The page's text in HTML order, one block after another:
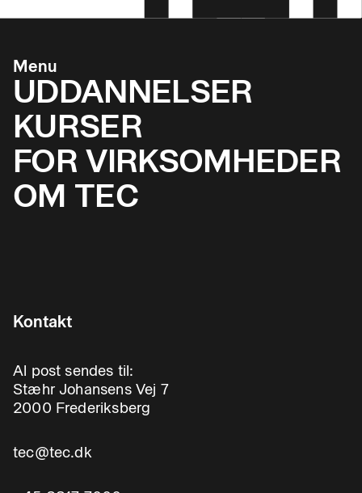
Menu
UDDANNELSER
KURSER
FOR VIRKSOMHEDER
OM TEC
Kontakt
Al post sendes til:
Stæhr Johansens Vej 7
2000 Frederiksberg
tec@tec.dk